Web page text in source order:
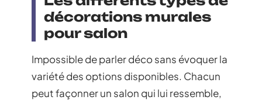
décorations murales
pour salon
Impossible de parler déco sans évoquer la
variété des options disponibles. Chacun
peut façonner un salon qui lui ressemble,